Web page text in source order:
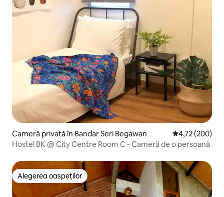
Cameră privată în Bandar Seri Begawan Scor mediu de
4,72 (200)
Hostel BK @ City Centre Room C - Cameră de o persoană
Alegerea oaspeților
Alegerea oaspeților